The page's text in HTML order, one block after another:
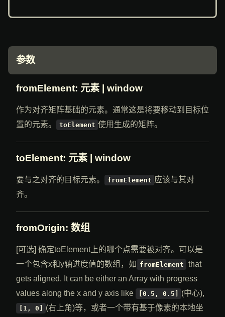
参数
fromElement: 元素 | window
作为对齐矩阵基础的元素。通常这是将要移动到目标位
置的元素。
toElement 使用生成的矩阵。
toElement: 元素 | window
要与之对齐的目标元素。 fromElement 应该与其对
齐。
fromOrigin: 数组
[可选] 确定toElement上的哪个点需要被对齐。可以是
一个包含x和y轴进度值的数组，如 fromElement
that
gets aligned. It can be either an Array with progress
values along the x and y axis like
[0.5, 0.5] (中心),
[1, 0]
(右上角)等，或者一个带有基于像素的本地坐